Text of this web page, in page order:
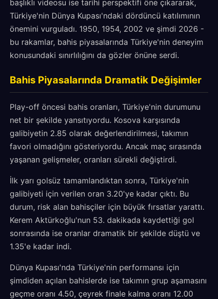
başlıklı videosu ise tarihi perspektifi öne çıkararak,
Türkiye'nin Dünya Kupası'ndaki dördüncü katılımının
önemini vurguladı. 1950, 1954, 2002 ve şimdi 2026 -
bu rakamlar, bahis piyasalarında Türkiye'nin deneyim
konusundaki sınırlılığını da gözler önüne serdi.
Bahis Piyasalarında Dramatik Değişimler
Play-off öncesi bahis oranları, Türkiye'nin durumunu
net bir şekilde yansıtıyordu. Kosova karşısında
galibiyetin 2.85 olarak değerlendirilmesi, takımın
favori olmadığını gösteriyordu. Ancak maç sırasında
yaşanan gelişmeler, oranları sürekli değiştirdi.
İlk yarı golsüz tamamlandıktan sonra, Türkiye'nin
galibiyeti için verilen oran 3.20'ye kadar çıktı. Bu
durum, risk alan bahisçiler için büyük fırsatlar yarattı.
Kerem Aktürkoğlu'nun 53. dakikada kaydettiği gol
sonrasında ise oranlar dramatik bir şekilde düştü ve
1.35'e kadar indi.
Dünya Kupası'nda Türkiye'nin performansı için
şimdiden açılan bahislerde ise takımın grup aşamasını
geçme oranı 4.50, çeyrek finale kalma oranı 12.00